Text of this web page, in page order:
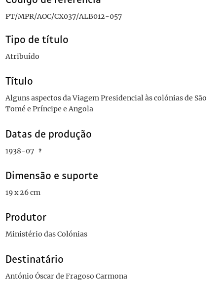
PT/MPR/AOC/CX037/ALB012-057
Tipo de título
Atribuído
Título
Alguns aspectos da Viagem Presidencial às colónias de São
Tomé e Príncipe e Angola
Datas de produção
1938-07
Dimensão e suporte
19 x 26 cm
Produtor
Ministério das Colónias
Destinatário
António Óscar de Fragoso Carmona